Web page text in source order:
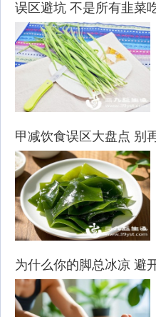
误区避坑 不是所有韭菜
甲减饮食误区大盘点 别
为什么你的脚总冰凉 避